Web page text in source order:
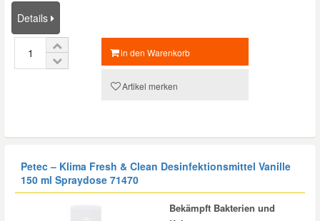
Details
in den Warenkorb
Artikel merken
Petec – Klima Fresh & Clean Desinfektionsmittel Vanille
150 ml Spraydose 71470
Bekämpft Bakterien und
Toyota Ersatzteile
Vauxhall Ersatzteile